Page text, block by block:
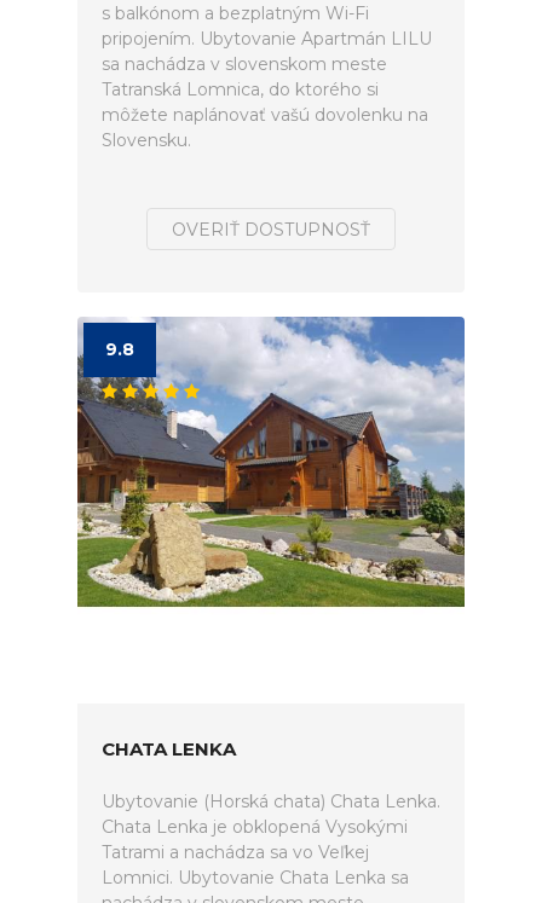
s balkónom a bezplatným Wi-Fi
pripojením. Ubytovanie Apartmán LILU
sa nachádza v slovenskom meste
Tatranská Lomnica, do ktorého si
môžete naplánovať vašú dovolenku na
Slovensku.
OVERIŤ DOSTUPNOSŤ
9.8
CHATA LENKA
Ubytovanie (Horská chata) Chata Lenka.
Chata Lenka je obklopená Vysokými
Tatrami a nachádza sa vo Veľkej
Lomnici. Ubytovanie Chata Lenka sa